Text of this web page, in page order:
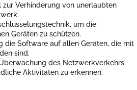
zur Verhinderung von unerlaubten
um die
Geräten zu schützen.
die Software auf allen Geräten, die mit
sind.
des Netzwerkverkehrs
Aktivitäten zu erkennen.